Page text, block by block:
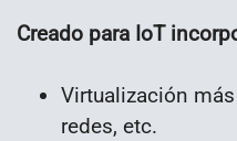
Creado para IoT
Virtualización más
redes, etc.